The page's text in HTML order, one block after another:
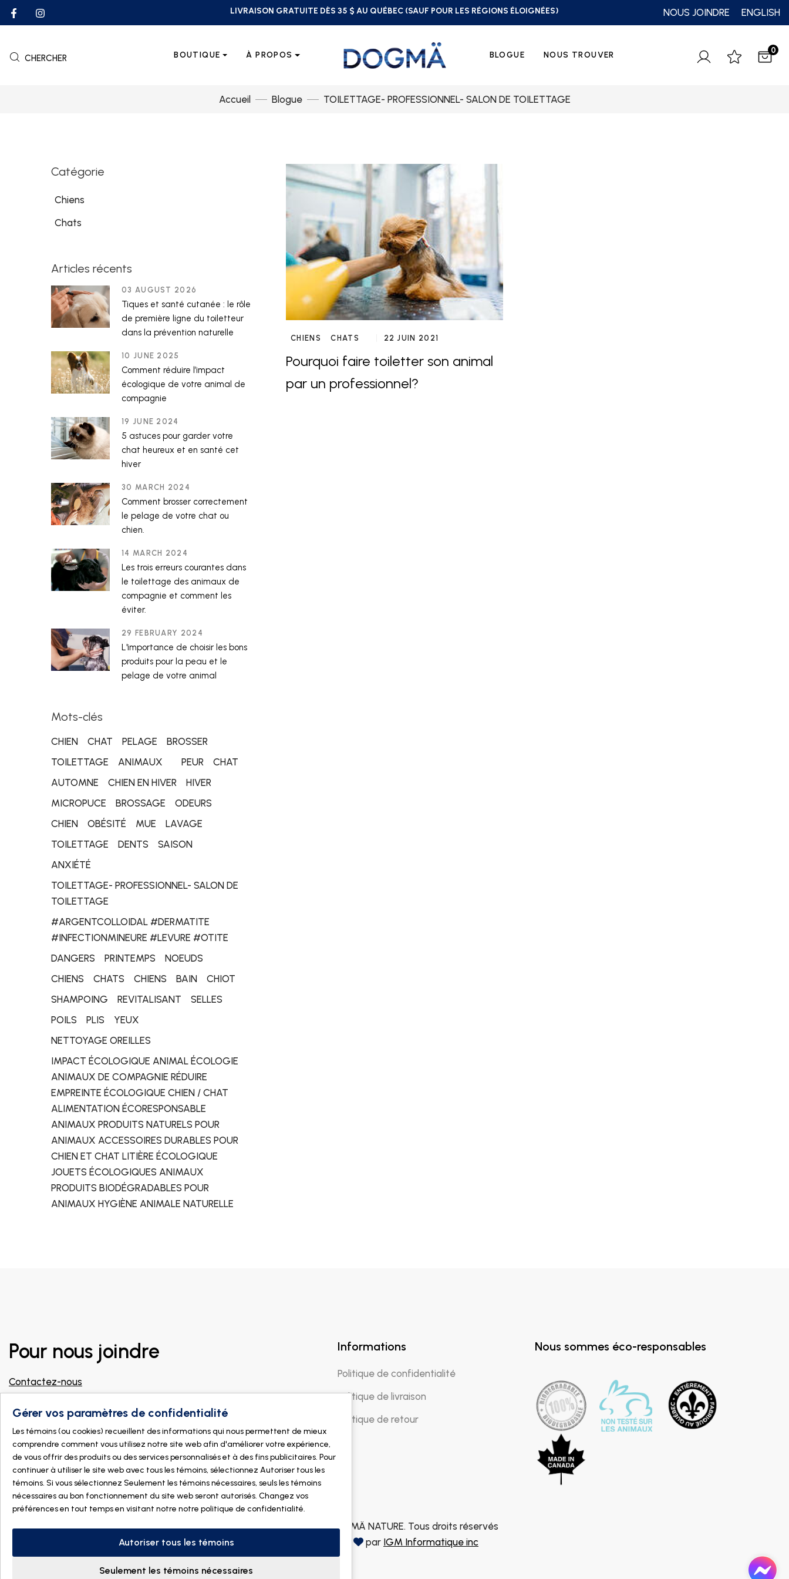
LIVRAISON GRATUITE DÈS 35 $ AU QUÉBEC (SAUF POUR LES RÉGIONS ÉLOIGNÉES) NOUS JOINDRE ENGLISH
CHERCHER BOUTIQUE À PROPOS BLOGUE NOUS TROUVER 0
Accueil Blogue TOILETTAGE- PROFESSIONNEL- SALON DE TOILETTAGE
Catégorie
Chiens
Chats
Articles récents
03 AUGUST 2026
Tiques et santé cutanée : le rôle
de première ligne du toiletteur
dans la prévention naturelle
10 JUNE 2025
Comment réduire l’impact
écologique de votre animal de
compagnie
19 JUNE 2024
5 astuces pour garder votre
chat heureux et en santé cet
hiver
30 MARCH 2024
Comment brosser correctement
le pelage de votre chat ou
chien.
14 MARCH 2024
Les trois erreurs courantes dans
le toilettage des animaux de
compagnie et comment les
éviter.
29 FEBRUARY 2024
L'importance de choisir les bons
produits pour la peau et le
pelage de votre animal
Mots-clés
CHIEN CHAT PELAGE
BROSSER
TOILETTAGE
ANIMAUX PEUR
CHAT
AUTOMNE
CHIEN EN HIVER
HIVER
MICROPUCE
BROSSAGE
ODEURS
CHIEN
OBÉSITÉ MUE
LAVAGE
TOILETTAGE
DENTS
SAISON
ANXIÉTÉ
TOILETTAGE- PROFESSIONNEL- SALON DE
TOILETTAGE
#ARGENTCOLLOIDAL #DERMATITE
#INFECTIONMINEURE #LEVURE #OTITE
DANGERS
PRINTEMPS
NOEUDS
CHIENS
CHATS CHIENS BAIN
CHIOT
SHAMPOING
REVITALISANT
SELLES
POILS
PLIS
YEUX
NETTOYAGE OREILLES
IMPACT ÉCOLOGIQUE ANIMAL ÉCOLOGIE
ANIMAUX DE COMPAGNIE RÉDUIRE
EMPREINTE ÉCOLOGIQUE CHIEN / CHAT
ALIMENTATION ÉCORESPONSABLE
ANIMAUX PRODUITS NATURELS POUR
ANIMAUX ACCESSOIRES DURABLES POUR
CHIEN ET CHAT LITIÈRE ÉCOLOGIQUE
JOUETS ÉCOLOGIQUES ANIMAUX
PRODUITS BIODÉGRADABLES POUR
ANIMAUX HYGIÈNE ANIMALE NATURELLE
CHIENS CHATS 22 JUIN 2021
Pourquoi faire toiletter son animal
par un professionnel?
Pour nous joindre
Contactez-nous
Joignez notre groupe Facebook pour
professionnels !
Trouver un magasin
Informations
Politique de confidentialité
Politique de livraison
Politique de retour
Nous sommes éco-responsables
© 2026 DOGMÄ NATURE. Tous droits réservés
par IGM Informatique inc
Gérer vos paramètres de confidentialité
Les témoins (ou cookies) recueillent des informations qui nous permettent de mieux
comprendre comment vous utilisez notre site web afin d'améliorer votre expérience,
de vous offrir des produits ou des services personnalisés et à des fins publicitaires. Pour
continuer à utiliser le site web avec tous les témoins, sélectionnez Autoriser tous les
témoins. Si vous sélectionnez Seulement les témoins nécessaires, seuls les témoins
nécessaires au bon fonctionnement du site web seront autorisés. Changez vos
préférences en tout temps en visitant notre notre politique de confidentialité.
Autoriser tous les témoins
Seulement les témoins nécessaires